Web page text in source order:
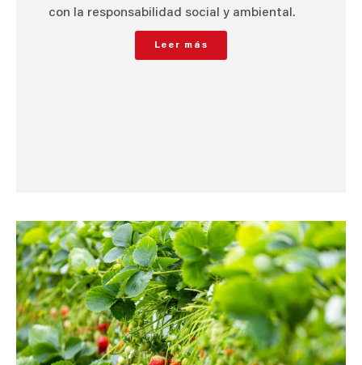
con la responsabilidad social y ambiental.
Leer más